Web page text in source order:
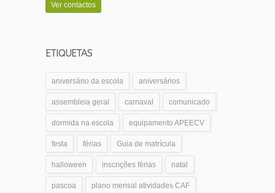
Ver contactos
ETIQUETAS
aniversário da escola aniversários
assembleia geral carnaval comunicado
dormida na escola equipamento APEECV
festa férias Guia de matrícula
halloween inscrições férias natal
pascoa plano mensal atividades CAF